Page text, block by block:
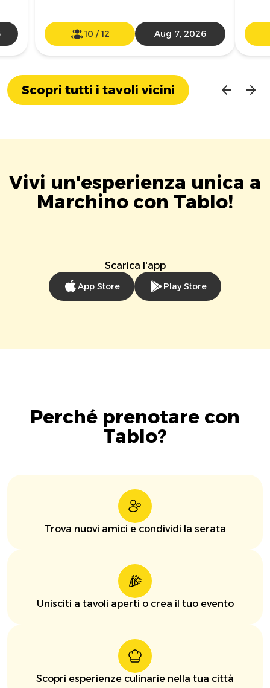
10 /12 Aug 7, 2026
Scopri tutti i tavoli vicini
Vivi un'esperienza unica a
Marchino con Tablo!
Scarica l'app
App Store Play Store
Perché prenotare con
Tablo?
Trova nuovi amici e condividi la serata
Unisciti a tavoli aperti o crea il tuo evento
Scopri esperienze culinarie nella tua città